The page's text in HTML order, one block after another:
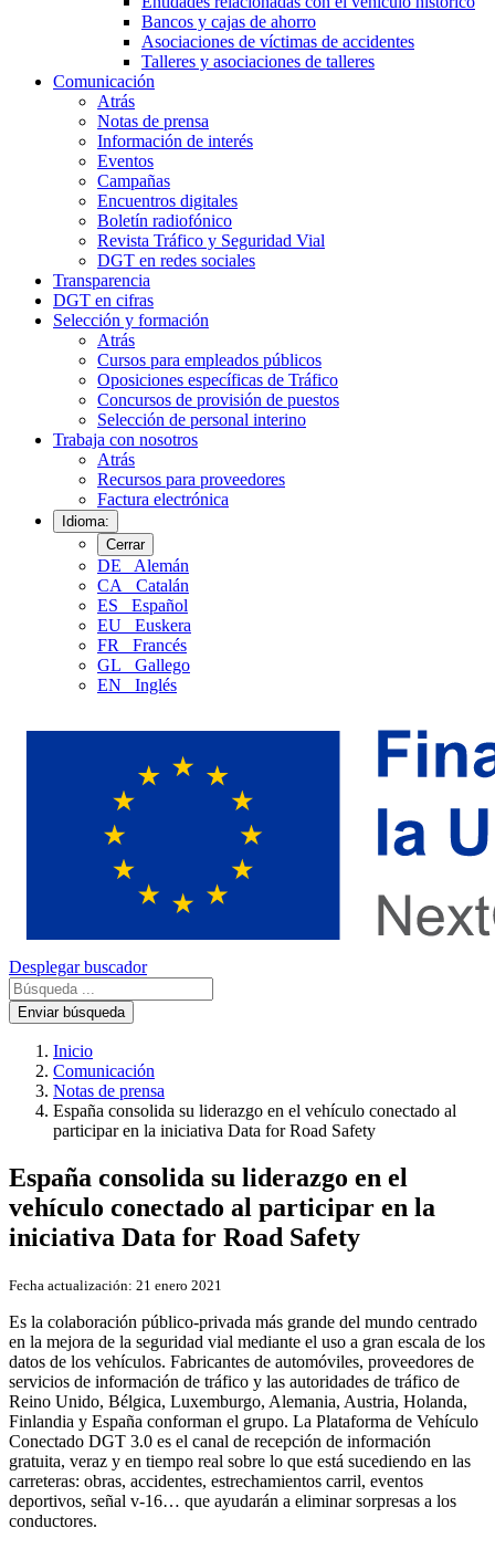
Bancos y cajas de ahorro
Asociaciones de víctimas de accidentes
Talleres y asociaciones de talleres
Comunicación
Atrás
Notas de prensa
Información de interés
Eventos
Campañas
Encuentros digitales
Boletín radiofónico
Revista Tráfico y Seguridad Vial
DGT en redes sociales
Transparencia
DGT en cifras
Selección y formación
Atrás
Cursos para empleados públicos
Oposiciones específicas de Tráfico
Concursos de provisión de puestos
Selección de personal interino
Trabaja con nosotros
Atrás
Recursos para proveedores
Factura electrónica
Idioma:
Cerrar
DE
Alemán
CA
Catalán
ES
Español
EU
Euskera
FR
Francés
GL
Gallego
EN
Inglés
Desplegar buscador
Enviar búsqueda
Inicio
Comunicación
Notas de prensa
España consolida su liderazgo en el vehículo conectado al
participar en la iniciativa Data for Road Safety
España consolida su liderazgo en el
vehículo conectado al participar en la
iniciativa Data for Road Safety
Fecha actualización: 21 enero 2021
Es la colaboración público-privada más grande del mundo centrado
en la mejora de la seguridad vial mediante el uso a gran escala de los
datos de los vehículos. Fabricantes de automóviles, proveedores de
servicios de información de tráfico y las autoridades de tráfico de
Reino Unido, Bélgica, Luxemburgo, Alemania, Austria, Holanda,
Finlandia y España conforman el grupo. La Plataforma de Vehículo
Conectado DGT 3.0 es el canal de recepción de información
gratuita, veraz y en tiempo real sobre lo que está sucediendo en las
carreteras: obras, accidentes, estrechamientos carril, eventos
deportivos, señal v-16… que ayudarán a eliminar sorpresas a los
conductores.